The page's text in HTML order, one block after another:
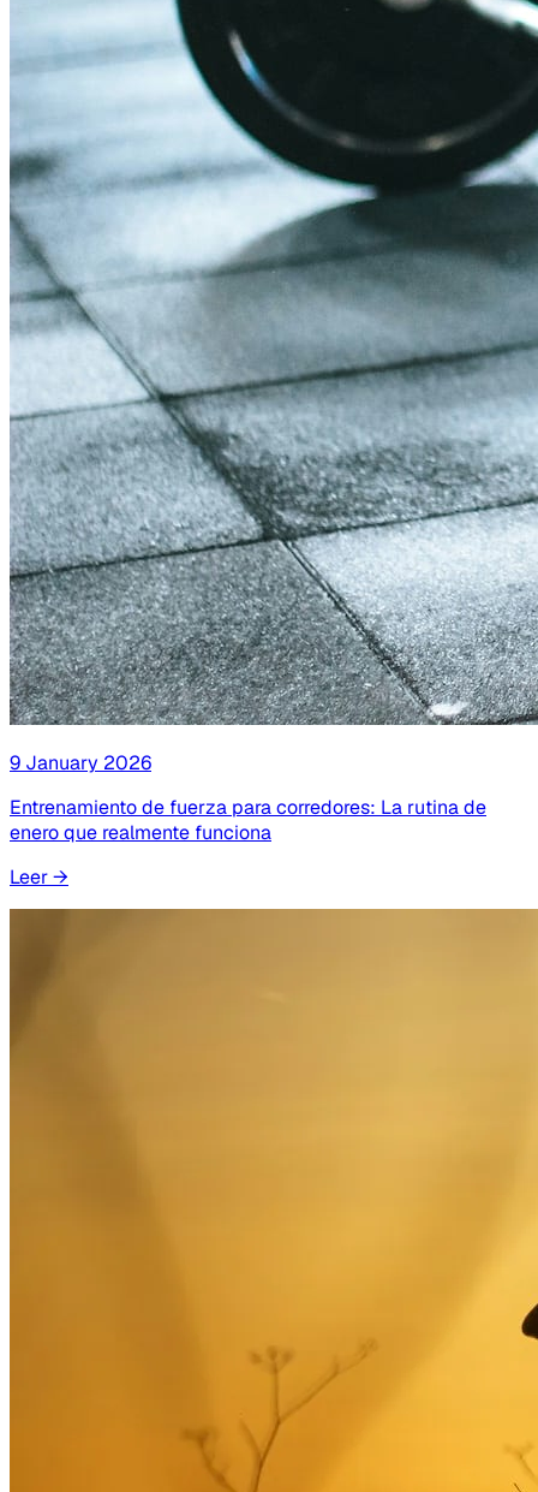
9 January 2026
Entrenamiento de fuerza para corredores: La rutina de
enero que realmente funciona
Leer→